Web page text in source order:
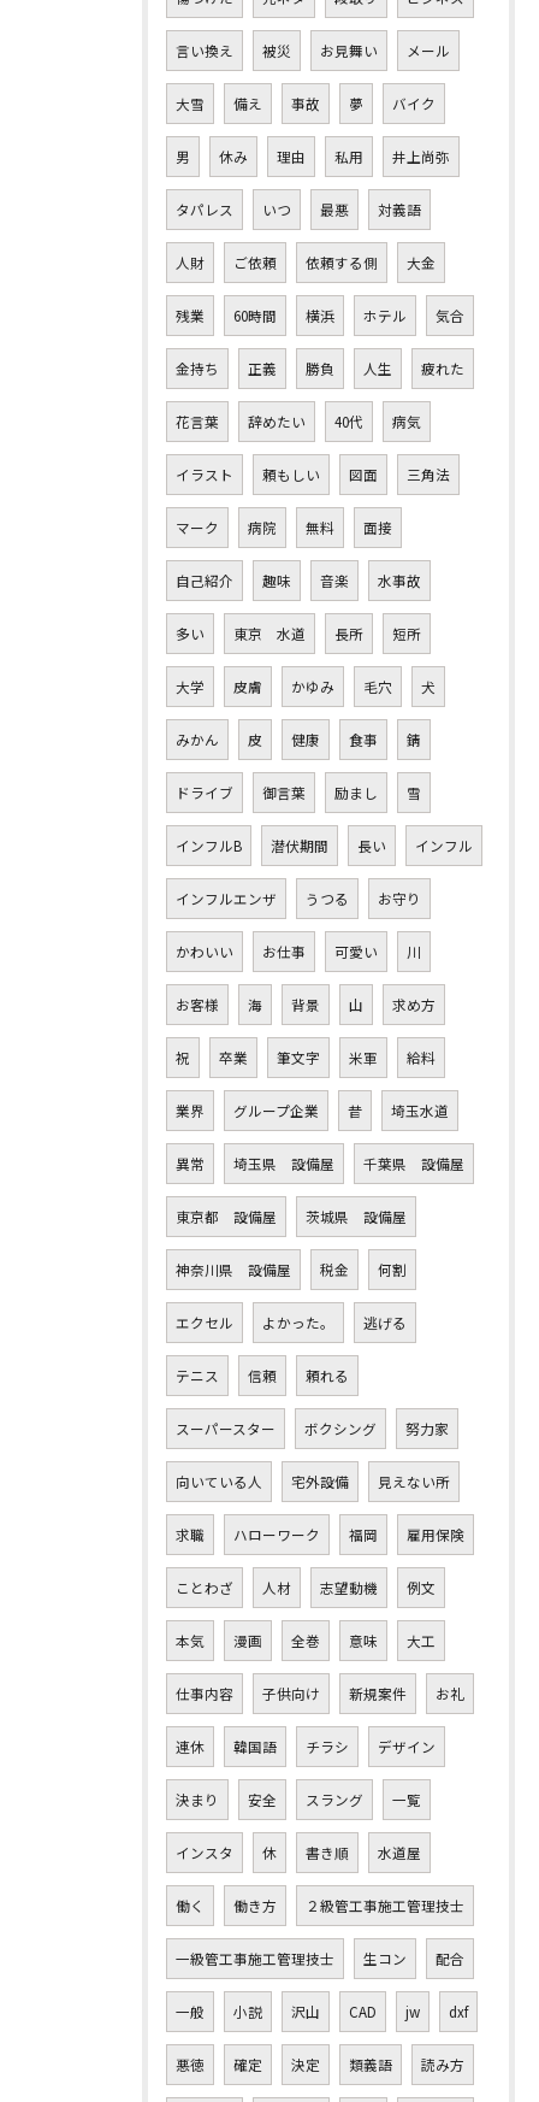
言い換え 被災 お見舞い メール
大雪 備え 事故 夢 バイク
男 休み 理由 私用 井上尚弥
タパレス いつ 最悪 対義語
人財 ご依頼 依頼する側 大金
残業 60時間 横浜 ホテル 気合
金持ち 正義 勝負 人生 疲れた
花言葉 辞めたい 40代 病気
イラスト 頼もしい 図面 三角法
マーク 病院 無料 面接
自己紹介 趣味 音楽 水事故
多い 東京 水道 長所 短所
大学 皮膚 かゆみ 毛穴 犬
みかん 皮 健康 食事 錆
ドライブ 御言葉 励まし 雪
インフルB 潜伏期間 長い インフル
インフルエンザ うつる お守り
かわいい お仕事 可愛い 川
お客様 海 背景 山 求め方
祝 卒業 筆文字 米軍 給料
業界 グループ企業 昔 埼玉水道
異常 埼玉県 設備屋 千葉県 設備屋
東京都 設備屋 茨城県 設備屋
神奈川県 設備屋 税金 何割
エクセル よかった。 逃げる
テニス 信頼 頼れる
スーパースター ボクシング 努力家
向いている人 宅外設備 見えない所
求職 ハローワーク 福岡 雇用保険
ことわざ 人材 志望動機 例文
本気 漫画 全巻 意味 大工
仕事内容 子供向け 新規案件 お礼
連休 韓国語 チラシ デザイン
決まり 安全 スラング 一覧
インスタ 休 書き順 水道屋
働く 働き方 ２級管工事施工管理技士
一級管工事施工管理技士 生コン 配合
一般 小説 沢山 CAD jw dxf
悪徳 確定 決定 類義語 読み方